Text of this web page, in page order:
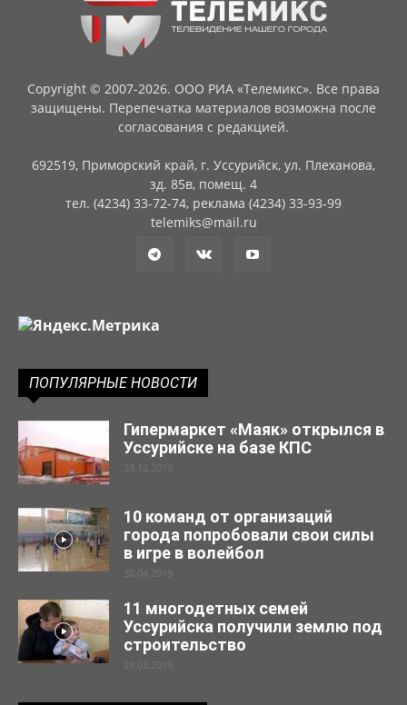
Copyright © 2007-2026. ООО РИА «Телемикс». Все права
защищены. Перепечатка материалов возможна после
согласования с редакцией.
692519, Приморский край, г. Уссурийск, ул. Плеханова,
зд. 85в, помещ. 4
тел. (4234) 33-72-74, реклама (4234) 33-93-99
telemiks@mail.ru
ПОПУЛЯРНЫЕ НОВОСТИ
Гипермаркет «Маяк» открылся в
Уссурийске на базе КПС
23.12.2019
10 команд от организаций
города попробовали свои силы
в игре в волейбол
30.04.2019
11 многодетных семей
Уссурийска получили землю под
строительство
29.03.2019